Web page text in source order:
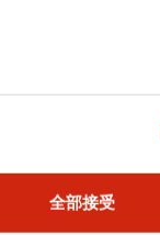
全部接受